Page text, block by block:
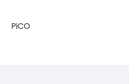
PiCO